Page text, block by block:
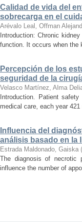
Calidad de vida del
sobrecarga en el
Arévalo Leal, Offman
Introduction: Chronic
function. It occurs when the
Percepción de los
seguridad de la
Velasco Martínez, Alma
Introduction. Patient
medical care, each year
Influencia del
análisis basado en la
Estrada Maldonado, Gaiska (
The diagnosis of necrotic
influence the number of